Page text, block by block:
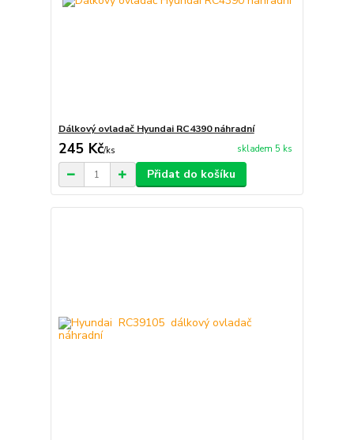
Dálkový ovladač Hyundai RC4390 náhradní
245 Kč/ks skladem 5 ks
Přidat do košíku